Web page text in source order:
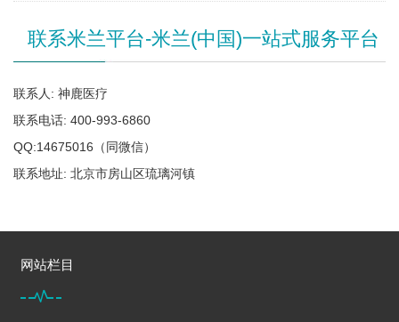
联系米兰平台-米兰(中国)一站式服务平台
联系人: 神鹿医疗
联系电话: 400-993-6860
QQ:14675016（同微信）
联系地址: 北京市房山区琉璃河镇
网站栏目